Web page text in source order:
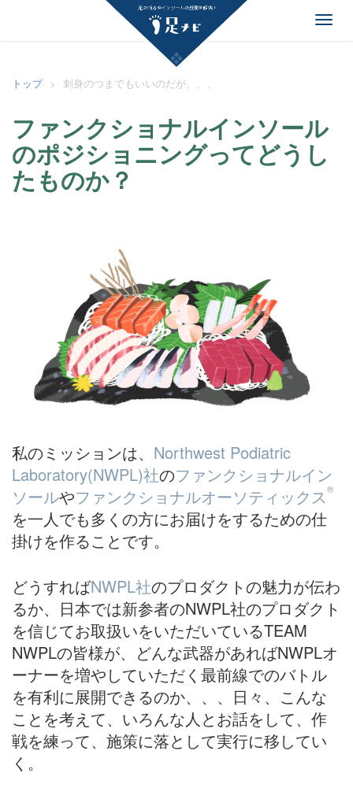
足ナビ
トップ > 刺身のつまでもいいのだが、、、
ファンクショナルインソール
のポジショニングってどうし
たものか？
私のミッションは、 Northwest Podiatric
Laboratory(NWPL)社のファンクショナルイン
ソールやファンクショナルオーソティックス®
を一人でも多くの方にお届けをするための仕
掛けを作ることです。
どうすればNWPL社のプロダクトの魅力が伝わ
るか、日本では新参者のNWPL社のプロダクト
を信じてお取扱いをいただいているTEAM
NWPLの皆様が、どんな武器があればNWPLオ
ーナーを増やしていただく最前線でのバトル
を有利に展開できるのか、、、日々、こんな
ことを考えて、いろんな人とお話をして、作
戦を練って、施策に落として実行に移してい
く。